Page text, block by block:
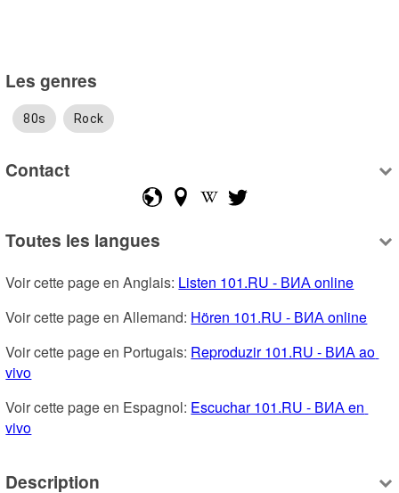
Les genres
80s Rock
Contact
Toutes les langues
Voir cette page en Anglais: Listen 101.RU - ВИА online
Voir cette page en Allemand: Hören 101.RU - ВИА online
Voir cette page en Portugais: Reproduzir 101.RU - ВИА ao
vivo
Voir cette page en Espagnol: Escuchar 101.RU - ВИА en
vivo
Description